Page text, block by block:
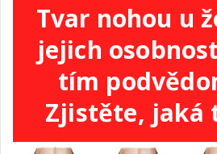
Tvar nohou u
jejich
tím
Zjistěte, jaká